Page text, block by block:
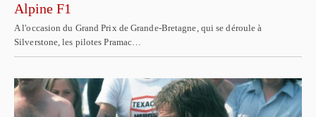
Alpine F1
A l'occasion du Grand Prix de Grande-Bretagne, qui se déroule à
Silverstone, les pilotes Pramac…